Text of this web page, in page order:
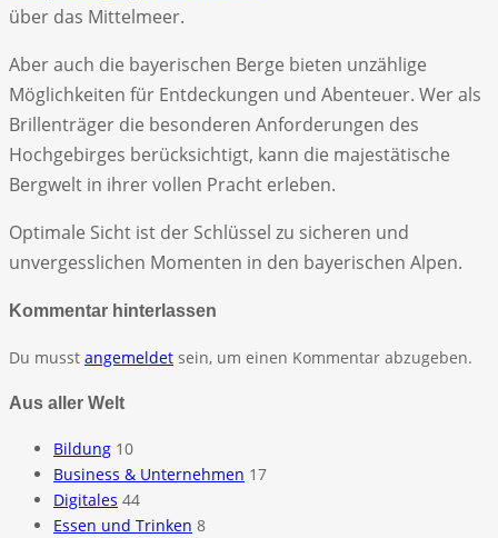
über das Mittelmeer.
Aber auch die bayerischen Berge bieten unzählige
Möglichkeiten für Entdeckungen und Abenteuer. Wer als
Brillenträger die besonderen Anforderungen des
Hochgebirges berücksichtigt, kann die majestätische
Bergwelt in ihrer vollen Pracht erleben.
Optimale Sicht ist der Schlüssel zu sicheren und
unvergesslichen Momenten in den bayerischen Alpen.
Kommentar hinterlassen
Du musst angemeldet sein, um einen Kommentar abzugeben.
Aus aller Welt
Bildung 10
Business & Unternehmen 17
Digitales 44
Essen und Trinken 8